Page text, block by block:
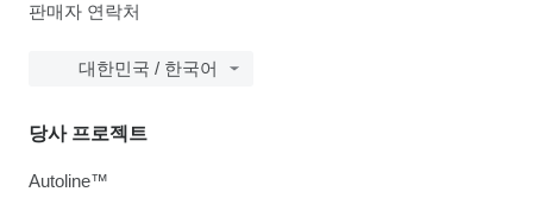
판매자 연락처
대한민국 / 한국어
당사 프로젝트
Autoline™